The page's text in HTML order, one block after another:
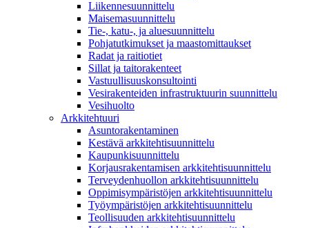
Liikennesuunnittelu
Maisemasuunnittelu
Tie-, katu-, ja aluesuunnittelu
Pohjatutkimukset ja maastomittaukset
Radat ja raitiotiet
Sillat ja taitorakenteet
Vastuullisuuskonsultointi
Vesirakenteiden infrastruktuurin suunnittelu
Vesihuolto
Arkkitehtuuri
Asuntorakentaminen
Kestävä arkkitehtisuunnittelu
Kaupunkisuunnittelu
Korjausrakentamisen arkkitehtisuunnittelu
Terveydenhuollon arkkitehtisuunnittelu
Oppimisympäristöjen arkkitehtisuunnittelu
Työympäristöjen arkkitehtisuunnittelu
Teollisuuden arkkitehtisuunnittelu